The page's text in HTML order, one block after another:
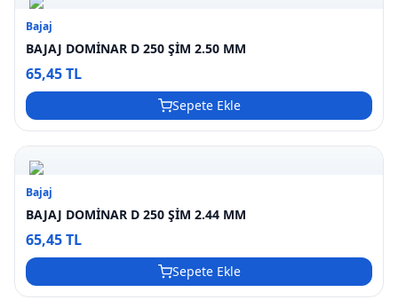
Bajaj
BAJAJ DOMİNAR D 250 ŞİM 2.50 MM
65,45 TL
Sepete Ekle
Bajaj
BAJAJ DOMİNAR D 250 ŞİM 2.44 MM
65,45 TL
Sepete Ekle